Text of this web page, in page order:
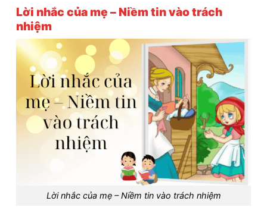
Lời nhắc của mẹ – Niềm tin vào trách
nhiệm
Lời nhắc của mẹ – Niềm tin vào trách nhiệm